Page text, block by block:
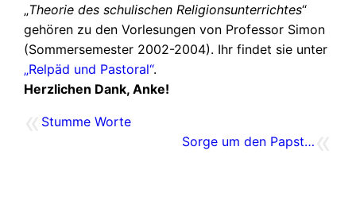
„Theorie des schulischen Religionsunterrichtes“
gehören zu den Vorlesungen von Professor Simon
(Sommersemester 2002-2004). Ihr findet sie unter
„Relpäd und Pastoral“.
Herzlichen Dank, Anke!
Stumme Worte
Sorge um den Papst…